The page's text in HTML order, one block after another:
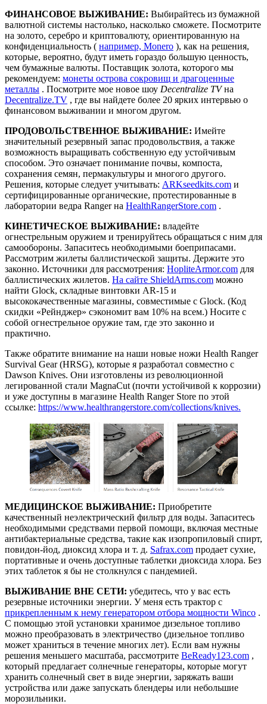
ФИНАНСОВОЕ ВЫЖИВАНИЕ: Выбирайтесь из бумажной
валютной системы настолько, насколько сможете. Посмотрите
на золото, серебро и криптовалюту, ориентированную на
конфиденциальность ( например, Monero ), как на решения,
которые, вероятно, будут иметь гораздо большую ценность,
чем бумажные валюты. Поставщик золота, которого мы
рекомендуем: монеты острова сокровищ и драгоценные
металлы . Посмотрите мое новое шоу Decentralize TVна
Decentralize.TV , где вы найдете более 20 ярких интервью о
финансовом выживании и многом другом.
ПРОДОВОЛЬСТВЕННОЕ ВЫЖИВАНИЕ: Имейте
значительный резервный запас продовольствия, а также
возможность выращивать собственную еду устойчивым
способом. Это означает понимание почвы, компоста,
сохранения семян, пермакультуры и многого другого.
Решения, которые следует учитывать: ARKseedkits.com и
сертифицированные органические, протестированные в
лаборатории ведра Ranger на HealthRangerStore.com .
КИНЕТИЧЕСКОЕ ВЫЖИВАНИЕ: владейте
огнестрельным оружием и тренируйтесь обращаться с ним для
самообороны. Запаситесь необходимыми боеприпасами.
Рассмотрим жилеты баллистической защиты. Держите это
законно. Источники для рассмотрения: HopliteArmor.com для
баллистических жилетов. На сайте ShieldArms.com можно
найти Glock, складные винтовки AR-15 и
высококачественные магазины, совместимые с Glock. (Код
скидки «Рейнджер» сэкономит вам 10% на всем.) Носите с
собой огнестрельное оружие там, где это законно и
практично.
Также обратите внимание на наши новые ножи Health Ranger
Survival Gear (HRSG), которые я разработал совместно с
Dawson Knives. Они изготовлены из революционной
легированной стали MagnaCut (почти устойчивой к коррозии)
и уже доступны в магазине Health Ranger Store по этой
ссылке: https://www.healthrangerstore.com/collections/knives.
МЕДИЦИНСКОЕ ВЫЖИВАНИЕ: Приобретите
качественный неэлектрический фильтр для воды. Запаситесь
необходимыми средствами первой помощи, включая местные
антибактериальные средства, такие как изопропиловый спирт,
повидон-йод, диоксид хлора и т. д. Safrax.com продает сухие,
портативные и очень доступные таблетки диоксида хлора. Без
этих таблеток я бы не столкнулся с пандемией.
ВЫЖИВАНИЕ ВНЕ СЕТИ: убедитесь, что у вас есть
резервные источники энергии. У меня есть трактор с
прикрепленным к нему генератором отбора мощности Winco .
С помощью этой установки хранимое дизельное топливо
можно преобразовать в электричество (дизельное топливо
может храниться в течение многих лет). Если вам нужны
решения меньшего масштаба, рассмотрите BeReady123.com ,
который предлагает солнечные генераторы, которые могут
хранить солнечный свет в виде энергии, заряжать ваши
устройства или даже запускать блендеры или небольшие
морозильники.